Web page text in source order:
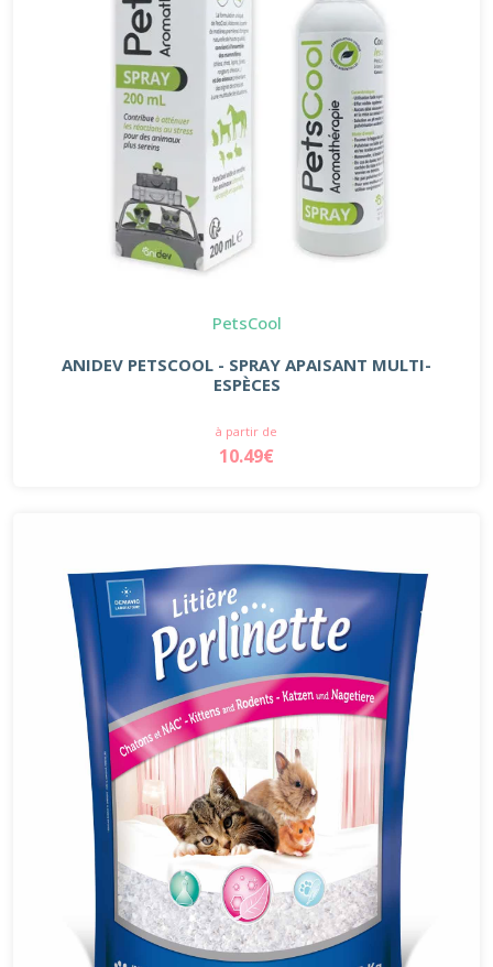
PetsCool
ANIDEV PETSCOOL - SPRAY APAISANT MULTI-
ESPÈCES
à partir de
10.49€